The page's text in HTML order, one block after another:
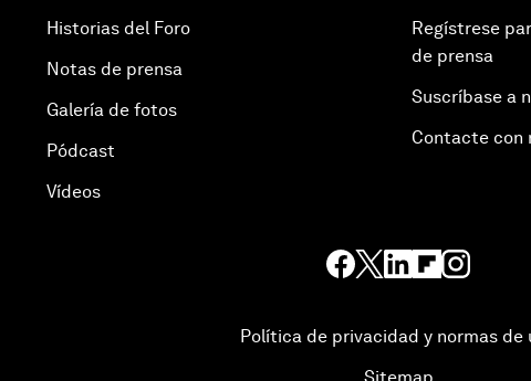
Historias del Foro
Notas de prensa
Galería de fotos
Pódcast
Vídeos
Regístrese
de prensa
Suscríbase a
Contacte con
Política de privacidad y normas de